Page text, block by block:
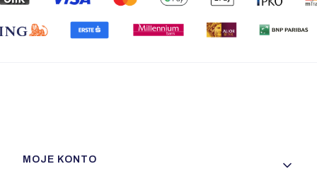
Linki w stopce
MOJE KONTO